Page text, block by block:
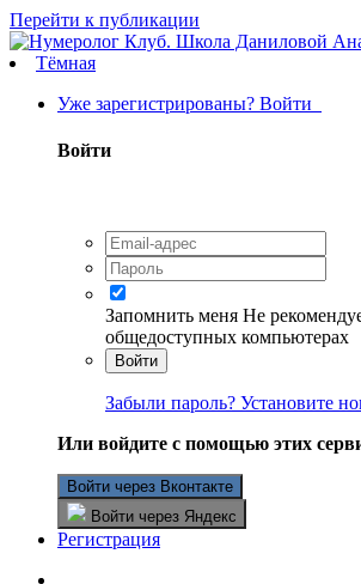
Перейти к публикации
Тёмная
Уже зарегистрированы? Войти
Войти
Запомнить меня Не
общедоступных компьютерах
Войти
Забыли пароль? Установите
Или войдите с помощью этих
Войти через Вконтакте
Войти через Яндекс
Регистрация